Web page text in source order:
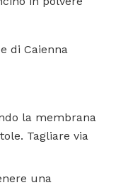
di Caienna
la membrana
Tagliare via
una